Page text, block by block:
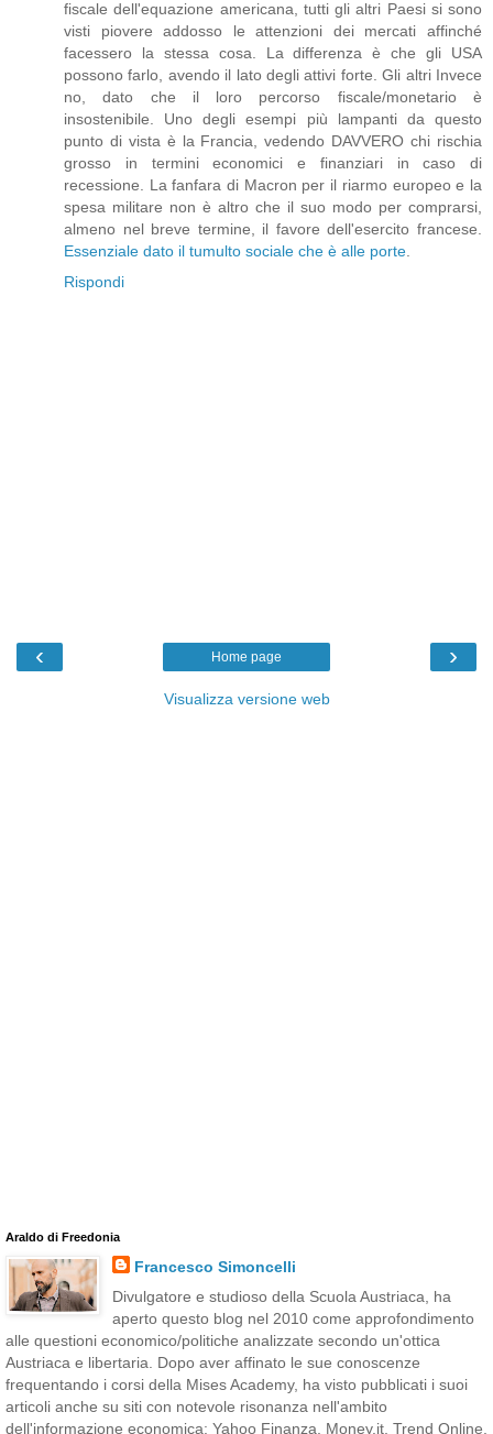
fiscale dell'equazione americana, tutti gli altri Paesi si sono
visti piovere addosso le attenzioni dei mercati affinché
facessero la stessa cosa. La differenza è che gli USA
possono farlo, avendo il lato degli attivi forte. Gli altri Invece
no, dato che il loro percorso fiscale/monetario è
insostenibile. Uno degli esempi più lampanti da questo
punto di vista è la Francia, vedendo DAVVERO chi rischia
grosso in termini economici e finanziari in caso di
recessione. La fanfara di Macron per il riarmo europeo e la
spesa militare non è altro che il suo modo per comprarsi,
almeno nel breve termine, il favore dell'esercito francese.
Essenziale dato il tumulto sociale che è alle porte.
Rispondi
‹ ›
Home page
Visualizza versione web
Araldo di Freedonia
Francesco Simoncelli
Divulgatore e studioso della Scuola Austriaca, ha
aperto questo blog nel 2010 come approfondimento
alle questioni economico/politiche analizzate secondo un'ottica
Austriaca e libertaria. Dopo aver affinato le sue conoscenze
frequentando i corsi della Mises Academy, ha visto pubblicati i suoi
articoli anche su siti con notevole risonanza nell'ambito
dell'informazione economica: Yahoo Finanza, Money.it, Trend Online,